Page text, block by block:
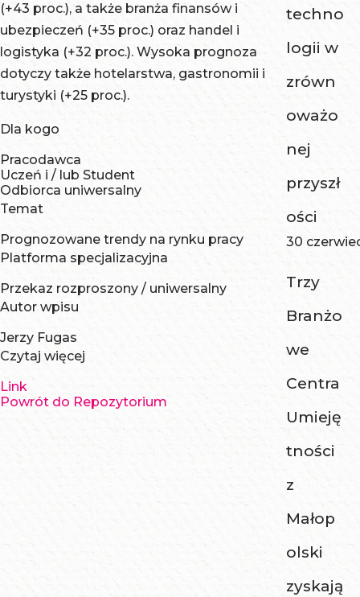
(+43 proc.), a także branża finansów i
ubezpieczeń (+35 proc.) oraz handel i
logistyka (+32 proc.). Wysoka prognoza
dotyczy także hotelarstwa, gastronomii i
turystyki (+25 proc.).
Dla kogo
Pracodawca
Uczeń i / lub Student
Odbiorca uniwersalny
Temat
Prognozowane trendy na rynku pracy
Platforma specjalizacyjna
Przekaz rozproszony / uniwersalny
Autor wpisu
Jerzy Fugas
Czytaj więcej
Link
Powrót do Repozytorium
techno
logii w
zrówn
oważo
nej
przyszł
ości
30
Trzy
Branżo
we
Centra
Umieję
tności
z
Małop
olski
zyskają